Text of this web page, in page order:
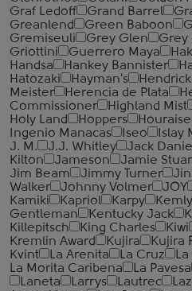
Graf Ledoff
Grand Barrel
Greanlend
Green Baboon
Gremiseuli
Grey Glen Grey
Griottini
Guerrero Maya
Handsa
Hankey Bannister
Hatozaki
Hayman's
Meister
Herencia de Plata
Commissioner
Highland Mist
Holy Land
Hoppers
Ingenio Manacas
Iseo Islay
J. M.
J.J. Whitley Jack
Kilton
Jameson Jamie
Jim Beam
Jimmy Turner
Walker
Johnny Volmer JOY
Kamiki
Kapriol Karpy
Gentleman
Kentucky Jack
Killepitsch
King Charles Kiwi
Kremlin Award
Kujira Kujira
Kvint
La Arenita La Cruz
La Morita Caribena
La Pavesa
Laneta
Larrys Lautrec